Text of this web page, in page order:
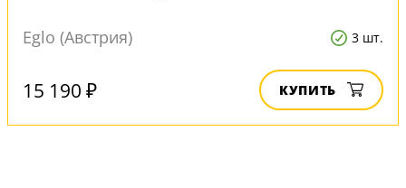
Eglo (Австрия) 3 шт.
15 190 ₽ КУПИТЬ